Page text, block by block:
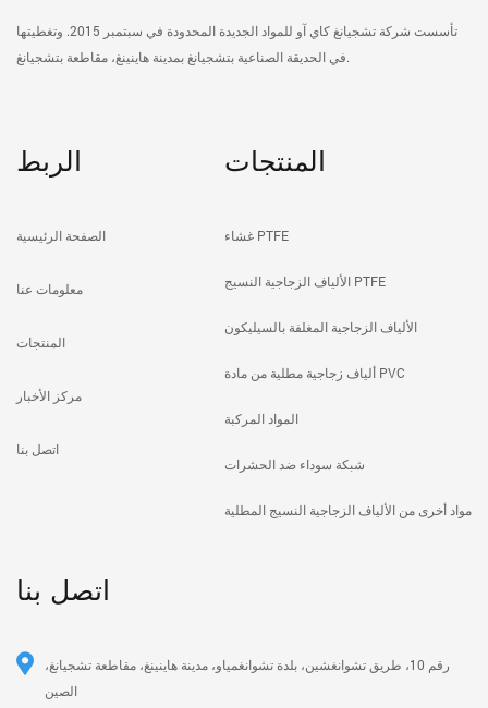
تأسست شركة تشجيانغ كاي آو للمواد الجديدة المحدودة في سبتمبر 2015. وتغطيتها
في الحديقة الصناعية بتشجيانغ بمدينة هاينينغ، مقاطعة بتشجيانغ.
الربط
الصفحة الرئيسية
معلومات عنا
المنتجات
مركز الأخبار
اتصل بنا
المنتجات
غشاء PTFE
الألياف الزجاجية النسيج PTFE
الألياف الزجاجية المغلفة بالسيليكون
ألياف زجاجية مطلية من مادة PVC
المواد المركبة
شبكة سوداء ضد الحشرات
مواد أخرى من الألياف الزجاجية النسيج المطلية
اتصل بنا
رقم 10، طريق تشوانغشين، بلدة تشوانغمياو، مدينة هاينينغ، مقاطعة تشجيانغ،
الصين